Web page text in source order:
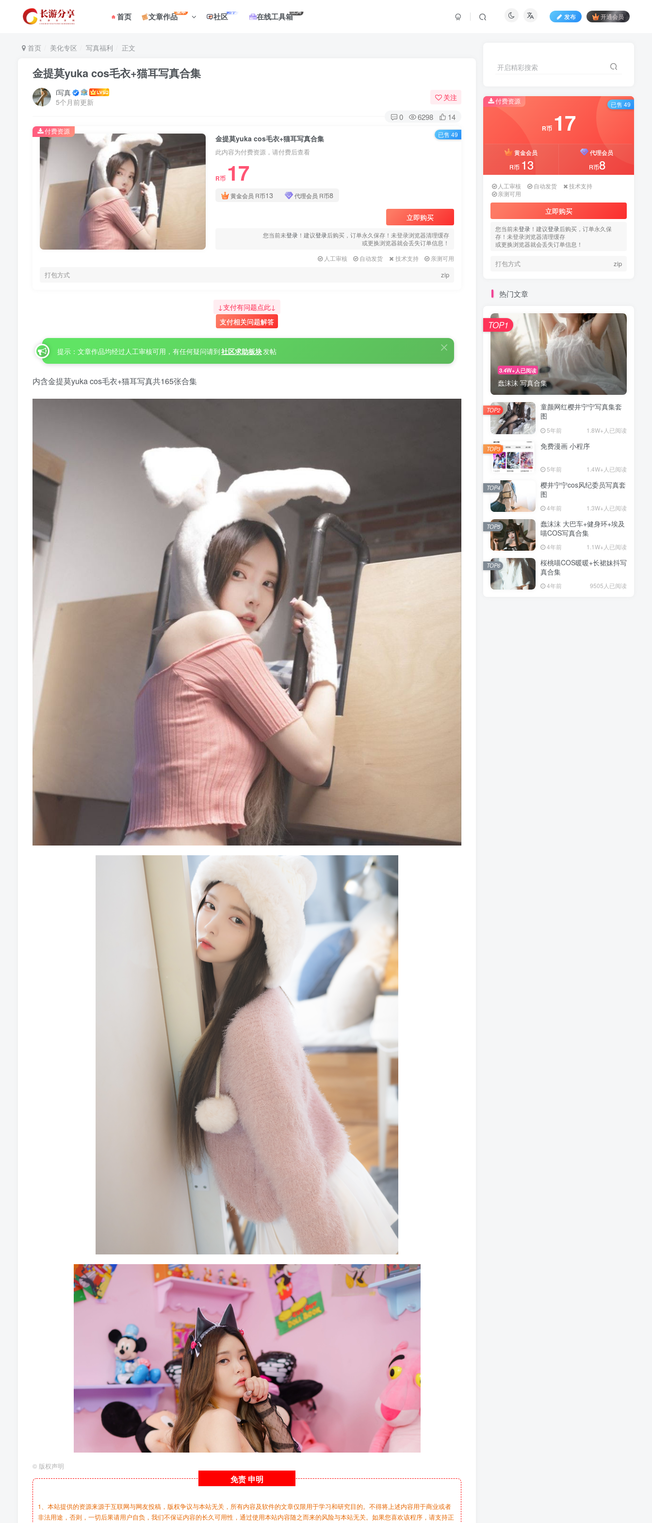
首页 文章作品菜单 社区帖子 在线工具箱工具
发布 开通会员
首页 美化专区 写真福利 正文
金提莫yuka cos毛衣+猫耳写真合集
i写真
5个月前更新
关注
0 6298 14
金提莫yuka cos毛衣+猫耳写真合集
此内容为付费资源，请付费后查看
R币 17
黄金会员 R币13 代理会员 R币8
立即购买
您当前未登录 ！建议登录后购买，订单永久保存！未登录浏览器清理缓存
或更换浏览器就会丢失订单信息！
人工审核
自动发货 技术支持 亲测可用
打包方式 zip
付费资源 已售 49
↓支付有问题点此↓
支付相关问题解答
提示：文章作品均经过人工审核可用，有任何疑问请到社区求助板块发帖
内含金提莫yuka cos毛衣+猫耳写真共165张合集
© 版权声明
免责 申明
1、本站提供的资源来源于互联网与网友投稿，版权争议与本站无关，所有内容及软件的文章仅限用于学习和研究目的。不得将上述内容用于商业或者
非法用途，否则，一切后果请用户自负，我们不保证内容的长久可用性，通过使用本站内容随之而来的风险与本站无关。如果您喜欢该程序，请支持正
开启精彩搜索
付费资源
R币 17
黄金会员
R币 13
代理会员
R币8
人工审核 自动发货
技术支持
亲测可用
立即购买
您当前未登录 ！建议登录后购买，订单永久保
存！未登录浏览器清理缓存
或更换浏览器就会丢失订单信息！
打包方式 zip
已售 49
热门文章
3.4W+人已阅读
蠢沫沫 写真合集
TOP1
童颜网红樱井宁宁写真集套
图
5年前 1.8W+人已阅读
TOP2
免费漫画 小程序
5年前 1.4W+人已阅读
TOP3
樱井宁宁cos风纪委员写真套
图
4年前 1.3W+人已阅读
TOP4
蠢沫沫 大巴车+健身环+埃及
喵COS写真合集
4年前 1.1W+人已阅读
TOP5
桜桃喵COS暖暖+长裙妹抖写
真合集
4年前 9505人已阅读
TOP6
登录
用户名或邮箱